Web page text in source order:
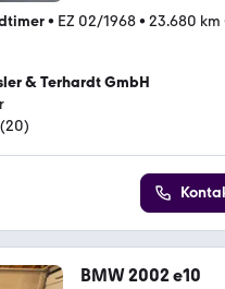
• EZ 02/1968• 23.680 km
& Terhardt GmbH
(20)
BMW 2002 e10